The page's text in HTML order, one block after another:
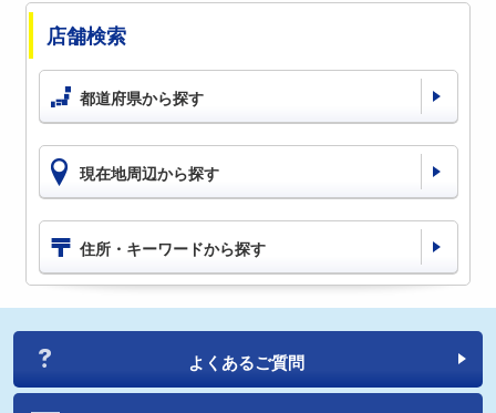
店舗検索
都道府県から探す
現在地周辺から探す
住所・キーワードから探す
よくあるご質問